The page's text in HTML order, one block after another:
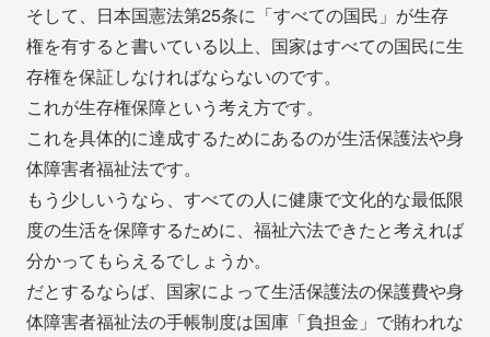
そして、日本国憲法第25条に「すべての国民」が生存
権を有すると書いている以上、国家はすべての国民に生
存権を保証しなければならないのです。
これが生存権保障という考え方です。
これを具体的に達成するためにあるのが生活保護法や身
体障害者福祉法です。
もう少しいうなら、すべての人に健康で文化的な最低限
度の生活を保障するために、福祉六法できたと考えれば
分かってもらえるでしょうか。
だとするならば、国家によって生活保護法の保護費や身
体障害者福祉法の手帳制度は国庫「負担金」で賄われな